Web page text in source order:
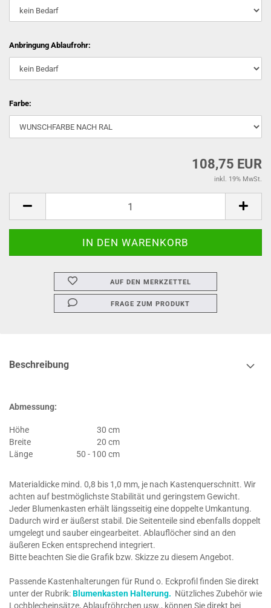
Anbringung Ablaufrohr:
Farbe:
108,75 EUR
inkl. 19% MwSt.
AUF DEN MERKZETTEL
FRAGE ZUM PRODUKT
Beschreibung
Abmessung:
Höhe
30 cm
Breite
20 cm
Länge
50 - 100 cm
Materialdicke mind. 0,8 bis 1,0 mm, je nach Kastenquerschnitt. Wir
achten auf bestmöglichste Stabilität und geringstem Gewicht.
Jeder Blumenkasten erhält längsseitig eine doppelte Umkantung.
Dadurch wird er äußerst stabil. Die Seitenteile sind ebenfalls doppelt
umgelegt und sauber eingearbeitet. Ablauflöcher sind an den
äußeren Ecken entsprechend integriert.
Bitte beachten Sie die Grafik bzw. Skizze zu diesem Angebot.
Passende Kastenhalterungen für Rund o. Eckprofil finden Sie direkt
unter der Rubrik:Blumenkasten Halterung. Nützliches Zubehör wie
Lochblecheinsätze, Ablaufröhrchen usw., können Sie direkt bei